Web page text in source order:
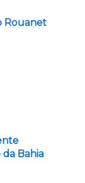
Rouanet
Bahia